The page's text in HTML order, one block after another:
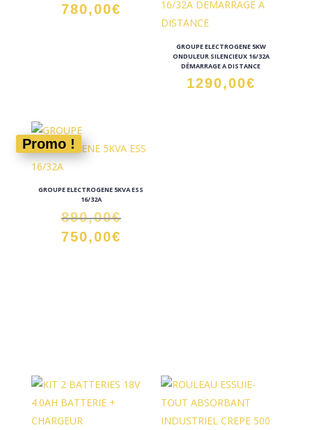
780,00€
GROUPE ELECTROGENE 5KW
ONDULEUR SILENCIEUX 16/32A
DÉMARRAGE A DISTANCE
1290,00€
Promo !
GROUPE ELECTROGENE 5KVA ESS
16/32A
890,00€Le
750,00€